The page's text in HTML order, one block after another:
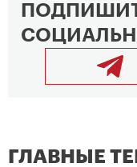
ГЛАВНЫЕ